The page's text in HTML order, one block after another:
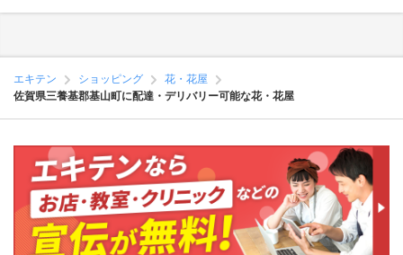
エキテン ショッピング
花・花屋
佐賀県三養基郡基山町に配達・デリバリー可能な花・花屋